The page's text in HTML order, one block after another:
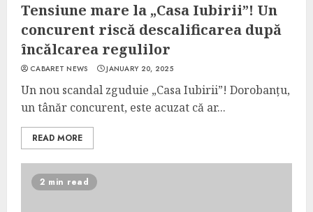
Tensiune mare la „Casa Iubirii”! Un
concurent riscă descalificarea după
încălcarea regulilor
CABARET NEWS JANUARY 20, 2025
Un nou scandal zguduie „Casa Iubirii”! Dorobanțu,
un tânăr concurent, este acuzat că ar...
READ MORE
2 min read